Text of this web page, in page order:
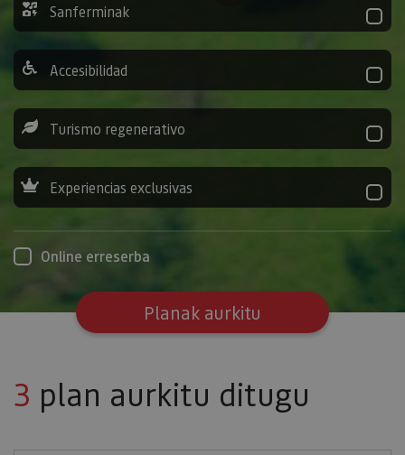
Sanferminak
Accesibilidad
Turismo regenerativo
Experiencias exclusivas
Online erreserba
Planak aurkitu
3 plan aurkitu ditugu